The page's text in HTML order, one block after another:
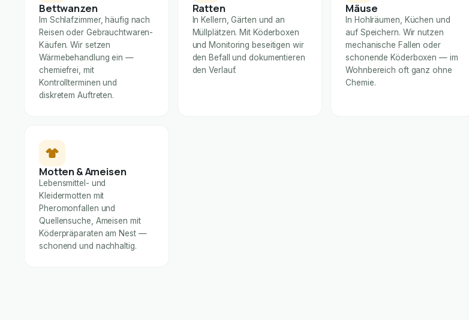
Bettwanzen
Im Schlafzimmer, häufig nach
Reisen oder Gebrauchtwaren-
Käufen. Wir setzen
Wärmebehandlung ein —
chemiefrei, mit
Kontrollterminen und
diskretem Auftreten.
Ratten
In Kellern, Gärten und an
Müllplätzen. Mit Köderboxen
und Monitoring beseitigen wir
den Befall und dokumentieren
den Verlauf.
Mäuse
In Hohlräumen, Küchen und
auf Speichern. Wir nutzen
mechanische Fallen oder
schonende Köderboxen — im
Wohnbereich oft ganz ohne
Chemie.
Motten & Ameisen
Lebensmittel- und
Kleidermotten mit
Pheromonfallen und
Quellensuche, Ameisen mit
Köderpräparaten am Nest —
schonend und nachhaltig.